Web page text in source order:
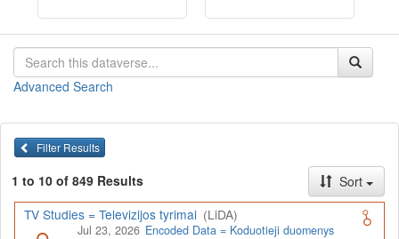
Depositors interested in deposit of their data into the LiDA
Lietuvos humanitarinių ir socialinių mokslų duomenų
infrastruktūra, suteikianti prieigą prie daugiau nei 600 duomenų ir
tyrimų išteklių. Visi duomenų ir tyrimų ištekliai yra dokumentuoti
lietuvių ir anglų kalbomis pagal tarptautinius standartus. LiDA
įsikūręsKauno technologijos universiteto Duomenų analizės
ir archyvavimo (DAtA) centre( data.ktu.edu
Advanced Search
Filter Results
1 to 10 of 849 Results
Sort
TV Studies = Televizijos tyrimai (LiDA)
Jul 23, 2026 Encoded Data = Koduotieji duomenys